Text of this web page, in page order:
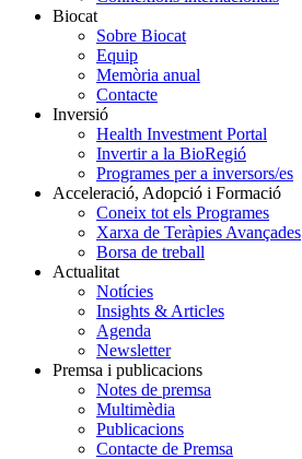
Biocat
Sobre Biocat
Equip
Memòria anual
Contacte
Inversió
Health Investment Portal
Invertir a la BioRegió
Programes per a inversors/es
Acceleració, Adopció i Formació
Coneix tot els Programes
Xarxa de Teràpies Avançades
Borsa de treball
Actualitat
Notícies
Insights & Articles
Agenda
Newsletter
Premsa i publicacions
Notes de premsa
Multimèdia
Publicacions
Contacte de Premsa